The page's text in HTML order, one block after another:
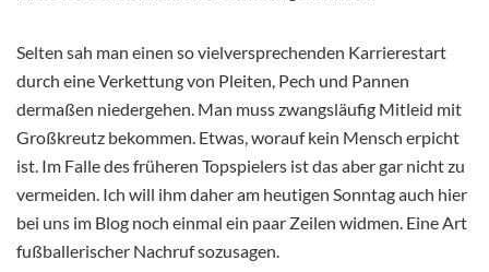
Selten sah man einen so vielversprechenden Karrierestart
durch eine Verkettung von Pleiten, Pech und Pannen
dermaßen niedergehen. Man muss zwangsläufig Mitleid mit
Großkreutz bekommen. Etwas, worauf kein Mensch erpicht
ist. Im Falle des früheren Topspielers ist das aber gar nicht zu
vermeiden. Ich will ihm daher am heutigen Sonntag auch hier
bei uns im Blog noch einmal ein paar Zeilen widmen. Eine Art
fußballerischer Nachruf sozusagen.